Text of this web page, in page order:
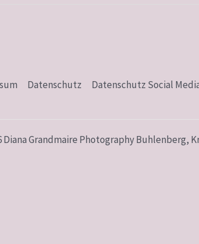
Datenschutz Datenschutz Social
Diana Grandmaire Photography Buhlenberg,